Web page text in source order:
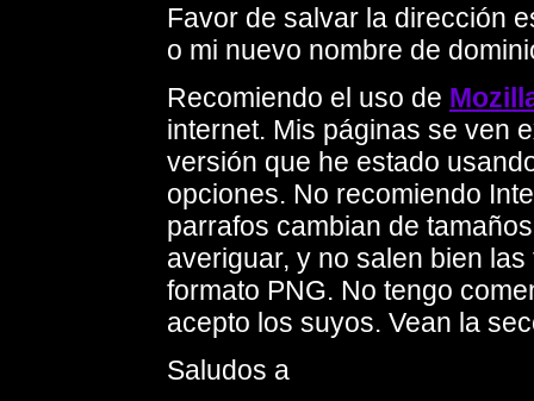
Favor de salvar la dirección
o mi nuevo nombre de
Recomiendo el uso de
internet. Mis páginas se ven
versión que he estado
opciones. No recomiendo
parrafos cambian de
averiguar, y no salen bien
formato PNG. No tengo
acepto los suyos. Vean la
Saludos a